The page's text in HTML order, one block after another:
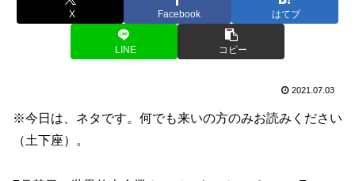
X Facebook はてブ
LINE コピー
2021.07.03
※今日は、ネタです。何でも来いの方のみお読みください
（土下座）。